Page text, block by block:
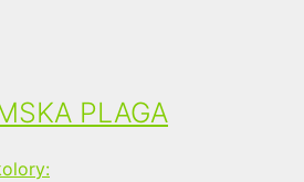
PLAGA